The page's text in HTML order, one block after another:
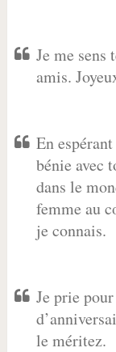
Je me sens
amis.
En
bénie avec
dans le
femme au
je connais.
Je prie
le méritez.